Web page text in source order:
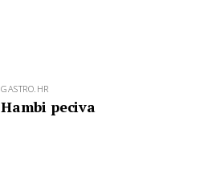
GASTRO.HR
Hambi peciva